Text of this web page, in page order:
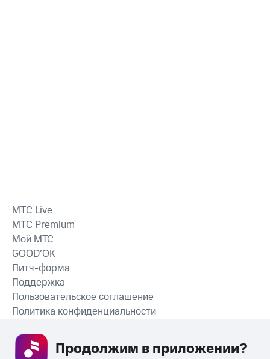
СКАЧАТЬ ПРИЛОЖЕНИЕ
MTС Live
MTС Premium
Мой МТС
GOOD’OK
Питч-форма
Поддержка
Пользовательское соглашение
Политика конфиденциальности